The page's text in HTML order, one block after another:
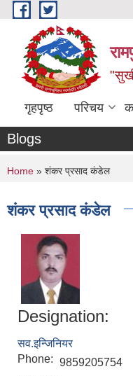
Skip to main content
गृहपृष्ठ परिचय
Blogs
You are here
Home » शंकर प्रसाद कंडेल
शंकर प्रसाद कंडेल
Designation:
सव.इन्जिनियर
Phone: 9859205754